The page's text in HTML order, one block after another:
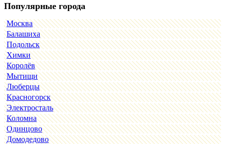
Популярные города
Москва
Балашиха
Подольск
Химки
Королёв
Мытищи
Люберцы
Красногорск
Электросталь
Коломна
Одинцово
Домодедово